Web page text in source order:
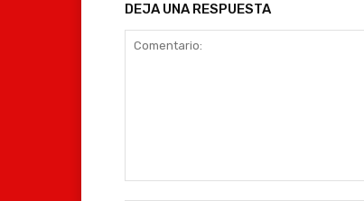
DEJA UNA RESPUESTA